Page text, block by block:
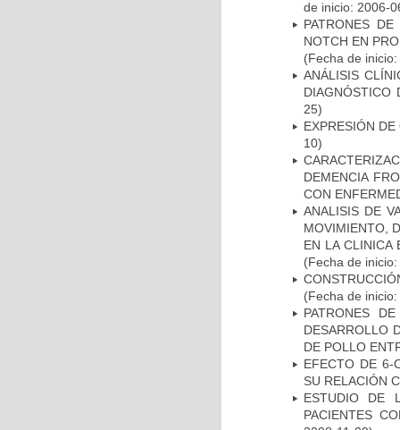
de inicio: 2006-
PATRONES
NOTCH EN
(Fecha de
ANÁLISIS
DIAGNÓSTICO
25)
EXPRESIÓN
10)
DEMENCIA
CON
ANALISIS DE
MOVIMIENTO,
EN LA CLINICA
(Fecha de
(Fecha de
PATRONES
DESARROLLO
DE POLLO
EFECTO DE 6-
SU RELACIÓN
ESTUDIO DE
PACIENTES